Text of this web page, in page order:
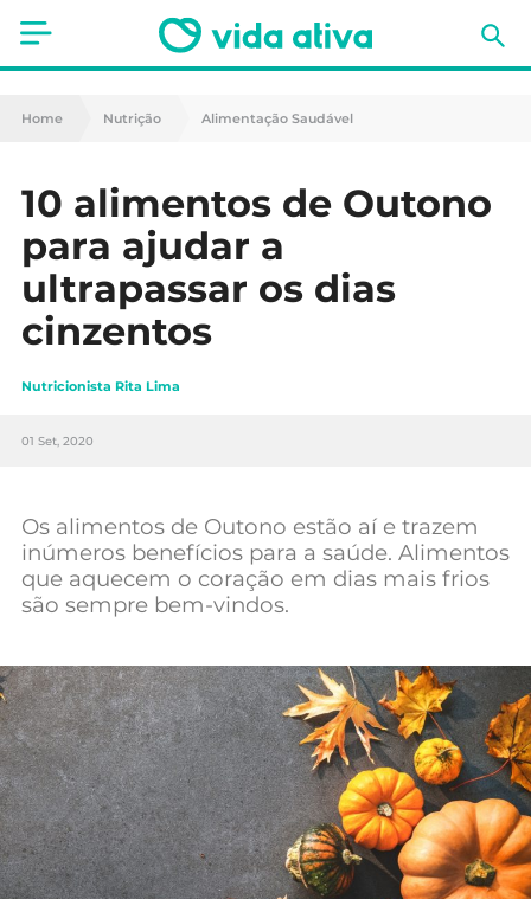
Saúde
Nutrição
Receitas
Fitness
Mães e Bebés
Animais de Estimação
Home Nutrição Alimentação Saudável
10 alimentos de Outono
para ajudar a
ultrapassar os dias
cinzentos
Nutricionista Rita Lima
01 Set, 2020
Os alimentos de Outono estão aí e trazem
inúmeros benefícios para a saúde. Alimentos
que aquecem o coração em dias mais frios
são sempre bem-vindos.